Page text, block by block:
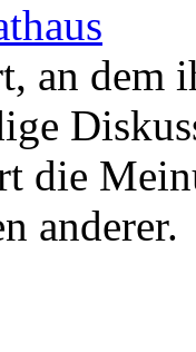
an dem
die
anderer.